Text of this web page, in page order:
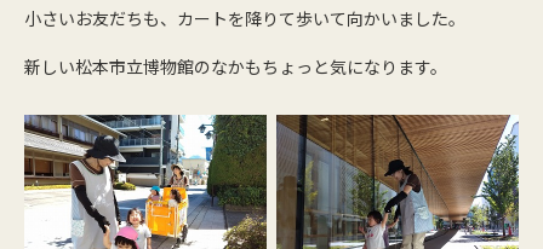
小さいお友だちも、カートを降りて歩いて向かいました。
新しい松本市立博物館のなかもちょっと気になります。